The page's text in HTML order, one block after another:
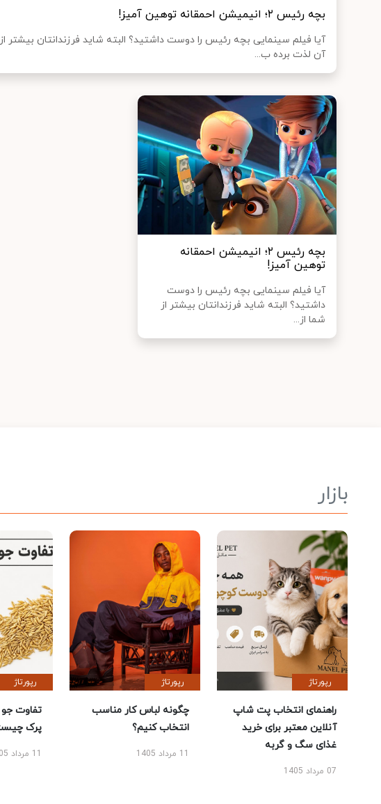
بچه رئیس ۲؛ انیمیشن احمقانه توهین آمیز!
آیا فیلم سینمایی بچه رئیس را دوست داشتید؟ البته شاید فرزندانتان بیشتر
آن لذت برده ب...
بچه رئیس ۲؛ انیمیشن احمقانه
توهین آمیز!
آیا فیلم سینمایی بچه رئیس را دوست
داشتید؟ البته شاید فرزندانتان بیشتر از
شما از...
بازار
رپورتاژ
راهنمای انتخاب پت شاپ
آنلاین معتبر برای خرید
غذای سگ و گربه
07 مرداد 1405
رپورتاژ
چگونه لباس کار مناسب
انتخاب کنیم؟
11 مرداد 1405
رپورتاژ
تفاوت
پرک
11 مرداد 1405